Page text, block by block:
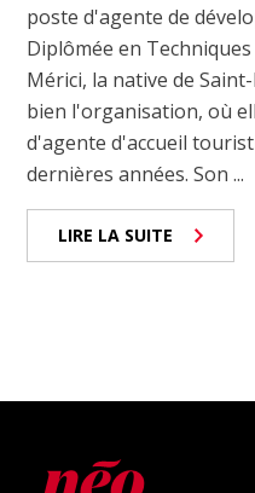
poste d'agente de
Diplômée en
Mérici, la native de
bien l'organisation, où
d'agente d'accueil
dernières années. Son ...
LIRE LA SUITE